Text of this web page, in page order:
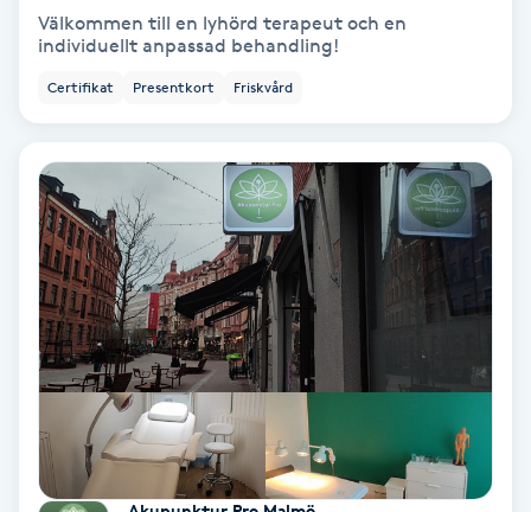
Spa manikyr & pedikyr
Spa-pedikyr
Spraytan
Stylist
Sugaring
Svensk massage
Välkommen till en lyhörd terapeut och en
individuellt anpassad behandling!
Certifikat Presentkort Friskvård